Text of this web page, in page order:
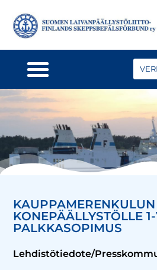
KONEPÄÄLLYSTÖLLE
PALKKASOPIMUS
Lehdistötiedote/